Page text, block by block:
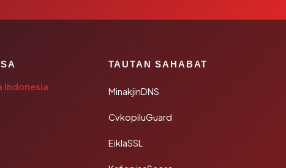
Indonesia
TAUTAN SAHABAT
MinakjinDNS
CvkopiluGuard
EiklaSSL